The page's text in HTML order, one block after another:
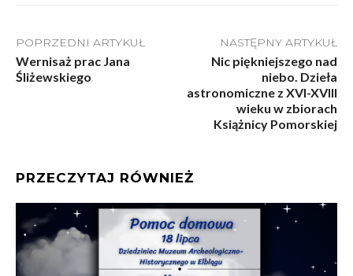
POPRZEDNI ARTYKUŁ
Wernisaż prac Jana
Śliżewskiego
NASTĘPNY ARTYKUŁ
Nic piękniejszego nad
niebo. Dzieła
astronomiczne z XVI-XVIII
wieku w zbiorach
Książnicy Pomorskiej
PRZECZYTAJ RÓWNIEŻ